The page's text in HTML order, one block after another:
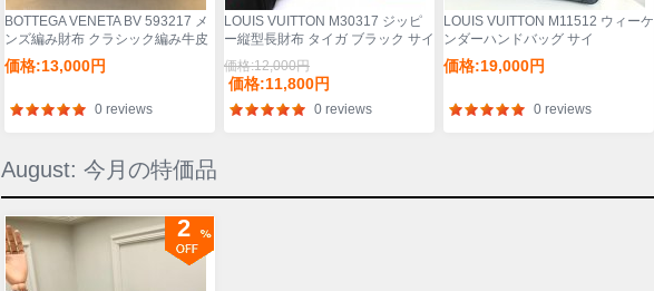
BOTTEGA VENETA BV 593217 メ
ンズ編み財布 クラシック編み牛皮
19x10cm サイズ:19x10cm
価格:13,000円
0 reviews
LOUIS VUITTON M30317 ジッピ
ー縦型長財布 タイガ ブラック サイ
ズ:20x10cm
価格:12,000円
価格:11,800円
0 reviews
LOUIS VUITTON M11512 ウィーケ
ンダーハンドバッグ サイ
ズ:46x31x18cm
価格:19,000円
0 reviews
August: 今月の特価品
2